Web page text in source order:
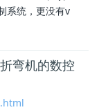
系统，更没有v
弯机的数控